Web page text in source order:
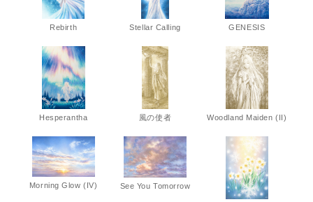
Rebirth Stellar Calling GENESIS
Hesperantha 風の使者 Woodland Maiden (II)
Morning Glow (IV) See You Tomorrow